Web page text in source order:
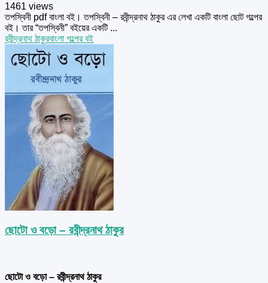
1461 views
তপস্বিনী pdf বাংলা বই। তপস্বিনী – রবীন্দ্রনাথ ঠাকুর এর লেখা একটি বাংলা ছোট গল্পের
বই। তার “তপস্বিনী” বইয়ের একটি ...
রবীন্দ্রনাথ ঠাকুরবাংলা গল্পের বই
ছোটো ও বড়ো – রবীন্দ্রনাথ ঠাকুর
ছোটো ও বড়ো – রবীন্দ্রনাথ ঠাকুর